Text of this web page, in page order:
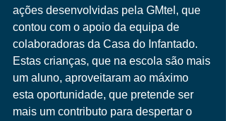
ações desenvolvidas pela GMtel, que
contou com o apoio da equipa de
colaboradoras da Casa do Infantado.
Estas crianças, que na escola são mais
um aluno, aproveitaram ao máximo
esta oportunidade, que pretende ser
mais um contributo para despertar o